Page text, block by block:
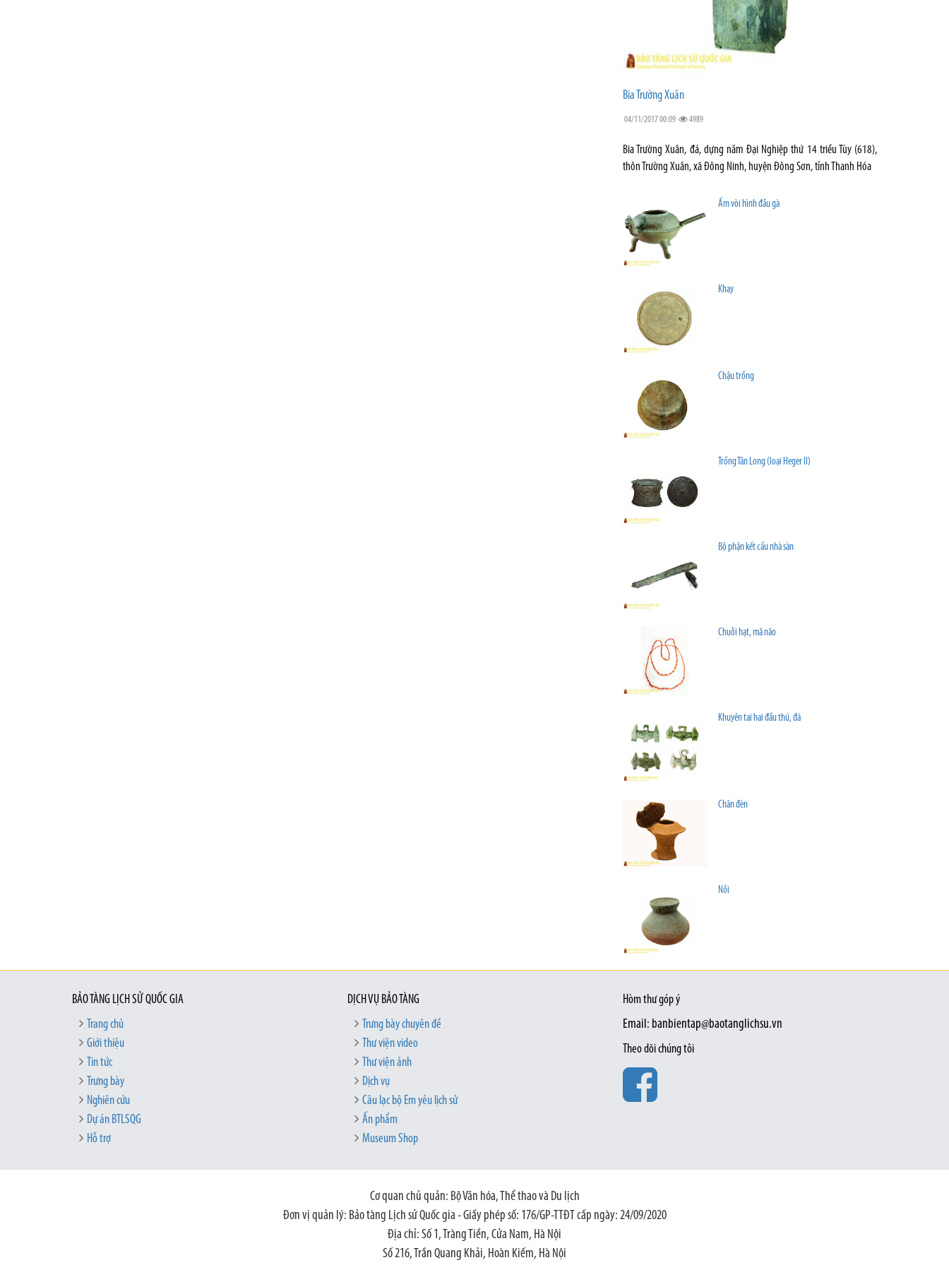
Bia Trường Xuân
04/11/2017 00:09 4989
Bia Trường Xuân, đá, dựng năm Đại Nghiệp thứ 14 triều Tùy (618),
thôn Trường Xuân, xã Đông Ninh, huyện Đông Sơn, tỉnh Thanh Hóa
Ấm vòi hình đầu gà
Khay
Chậu trống
Trống Tân Long (loại Heger II)
Bộ phận kết cấu nhà sàn
Chuỗi hạt, mã não
Khuyên tai hai đầu thú, đá
Chân đèn
Nồi
BẢO TÀNG LỊCH SỬ QUỐC GIA
Trang chủ
Giới thiệu
Tin tức
Trưng bày
Nghiên cứu
Dự án BTLSQG
Hỗ trợ
DỊCH VỤ BẢO TÀNG
Trưng bày chuyên đề
Thư viện video
Thư viện ảnh
Dịch vụ
Câu lạc bộ Em yêu lịch sử
Ấn phẩm
Museum Shop
Hòm thư góp ý
Email: banbientap@baotanglichsu.vn
Theo dõi chúng tôi
Cơ quan chủ quản: Bộ Văn hóa, Thể thao và Du lịch
Đơn vị quản lý: Bảo tàng Lịch sử Quốc gia - Giấy phép số: 176/GP-TTĐT cấp ngày: 24/09/2020
Địa chỉ: Số 1, Tràng Tiền, Cửa Nam, Hà Nội
Số 216, Trần Quang Khải, Hoàn Kiếm, Hà Nội